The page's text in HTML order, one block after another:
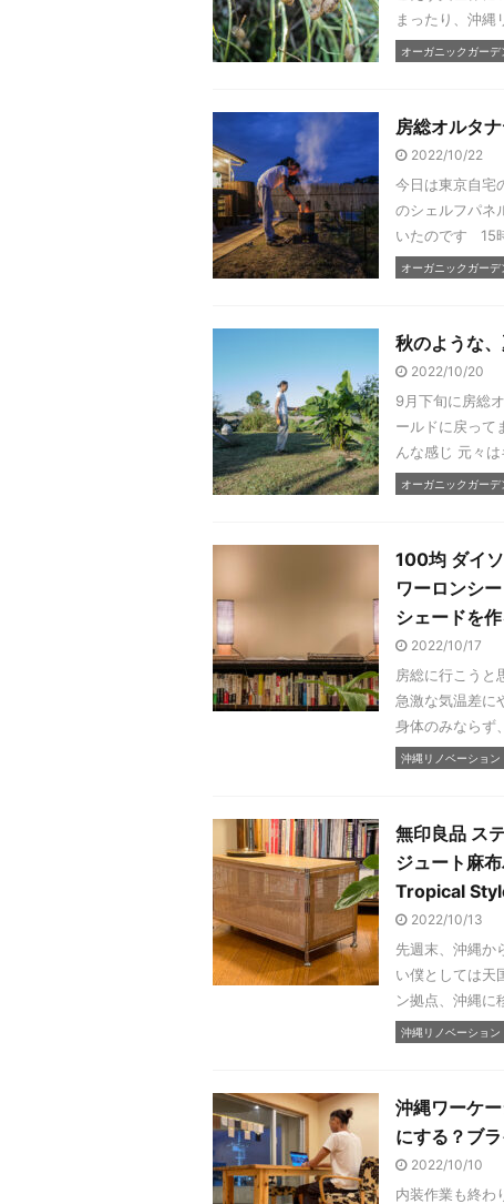
まったり、沖縄
オーガニックガー
房総オルタ
2022/10/22
今日は東京自宅
のシェルフパネ
いたのです 15
オーガニックガー
秋のような
2022/10/20
9月下旬に房総
ールドに戻って
んな感じ 元々
オーガニックガー
100均 ダイ
ワーロンシ
シェードを
2022/10/17
房総に行こうと
急激な気温差に
身体のみならず
沖縄リノベーション
無印良品 ス
ジュート麻
Tropical
2022/10/13
先週末、沖縄か
い僕としては天
ン拠点、沖縄に
沖縄リノベーション
沖縄ワーケ
にする？ブ
2022/10/10
内装作業も終わ